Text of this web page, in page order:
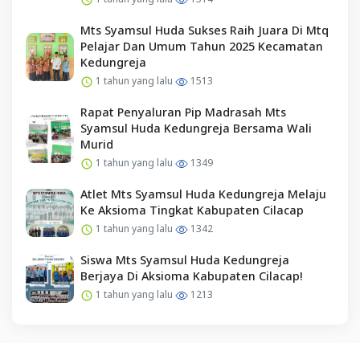
Mts Syamsul Huda Sukses Raih Juara Di Mtq
Pelajar Dan Umum Tahun 2025 Kecamatan
Kedungreja
1 tahun yang lalu 1513
Rapat Penyaluran Pip Madrasah Mts
Syamsul Huda Kedungreja Bersama Wali
Murid
1 tahun yang lalu 1349
Atlet Mts Syamsul Huda Kedungreja Melaju
Ke Aksioma Tingkat Kabupaten Cilacap
1 tahun yang lalu 1342
Siswa Mts Syamsul Huda Kedungreja
Berjaya Di Aksioma Kabupaten Cilacap!
1 tahun yang lalu 1213